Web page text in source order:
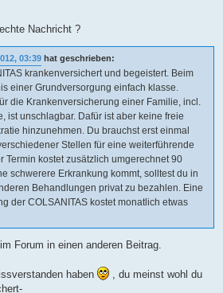
Nachricht ?
03:39 hat geschrieben:
krankenversichert und begeistert. Beim
einer Grundversorgung einfach klasse.
die Krankenversicherung einer Familie, incl.
ist unschlagbar. Dafür ist aber keine freie
hinzunehmen. Du brauchst erst einmal
Stellen für eine weiterführende
Termin kostet zusätzlich umgerechnet 90
schwerere Erkrankung kommt, solltest du in
Behandlungen privat zu bezahlen. Eine
der COLSANITAS kostet monatlich etwas
Forum in einen anderen Beitrag.
haben
, du meinst wohl du